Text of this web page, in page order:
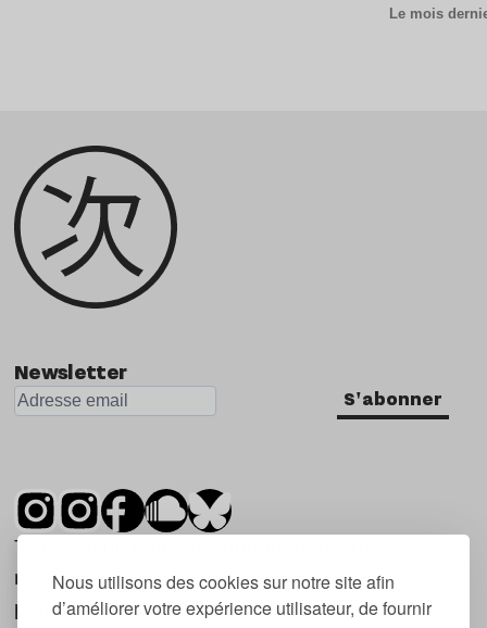
Nous utilisons des cookies sur notre site afin
d’améliorer votre expérience utilisateur, de fournir
Le mois
Newsletter
S'abonner
Tsugi est un mensuel indépendant sur la
musique et les nouvelles tendances, dont la
première parution date de 2007.